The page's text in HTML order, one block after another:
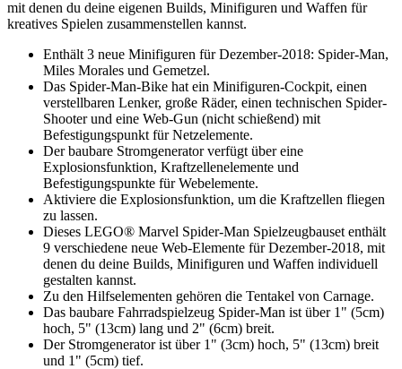
mit denen du deine eigenen Builds, Minifiguren und Waffen für
kreatives Spielen zusammenstellen kannst.
Enthält 3 neue Minifiguren für Dezember-2018: Spider-Man,
Miles Morales und Gemetzel.
Das Spider-Man-Bike hat ein Minifiguren-Cockpit, einen
verstellbaren Lenker, große Räder, einen technischen Spider-
Shooter und eine Web-Gun (nicht schießend) mit
Befestigungspunkt für Netzelemente.
Der baubare Stromgenerator verfügt über eine
Explosionsfunktion, Kraftzellenelemente und
Befestigungspunkte für Webelemente.
Aktiviere die Explosionsfunktion, um die Kraftzellen fliegen
zu lassen.
Dieses LEGO® Marvel Spider-Man Spielzeugbauset enthält
9 verschiedene neue Web-Elemente für Dezember-2018, mit
denen du deine Builds, Minifiguren und Waffen individuell
gestalten kannst.
Zu den Hilfselementen gehören die Tentakel von Carnage.
Das baubare Fahrradspielzeug Spider-Man ist über 1" (5cm)
hoch, 5" (13cm) lang und 2" (6cm) breit.
Der Stromgenerator ist über 1" (3cm) hoch, 5" (13cm) breit
und 1" (5cm) tief.